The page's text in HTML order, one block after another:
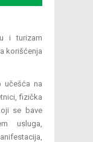
i turizam
korišćenja
učešća na
fizička
se bave
usluga,